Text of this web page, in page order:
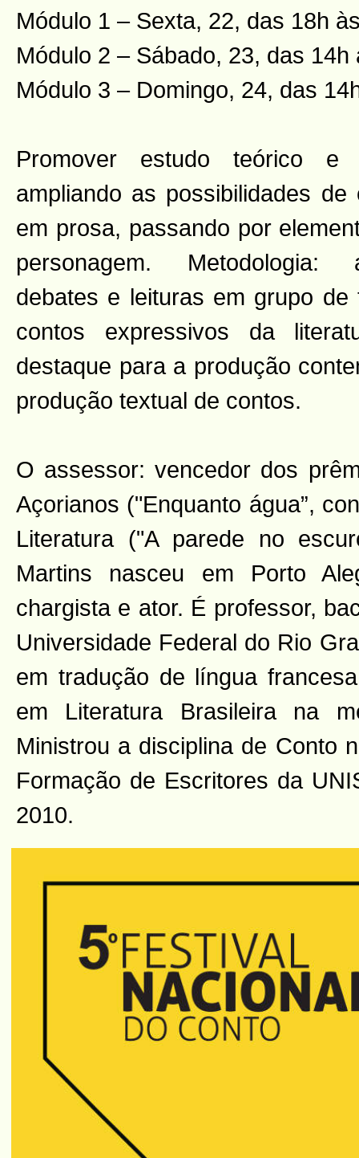
Módulo 1 – Sexta, 22, das 18h
Módulo 2 – Sábado, 23, das 14h
Módulo 3 – Domingo, 24, das
Promover estudo teórico
ampliando as possibilidades
em prosa, passando por
personagem. Metodologia:
debates e leituras em grupo
contos expressivos da
destaque para a produção
produção textual de contos.
O assessor: vencedor dos
Açorianos ("Enquanto água”,
Literatura ("A parede no
Martins nasceu em Porto
chargista e ator. É professor,
Universidade Federal do Rio
em tradução de língua
em Literatura Brasileira na
Ministrou a disciplina de Conto
Formação de Escritores da
2010.